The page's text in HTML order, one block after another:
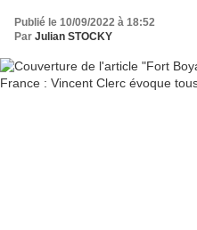
Publié le 10/09/2022 à 18:52
Par Julian STOCKY